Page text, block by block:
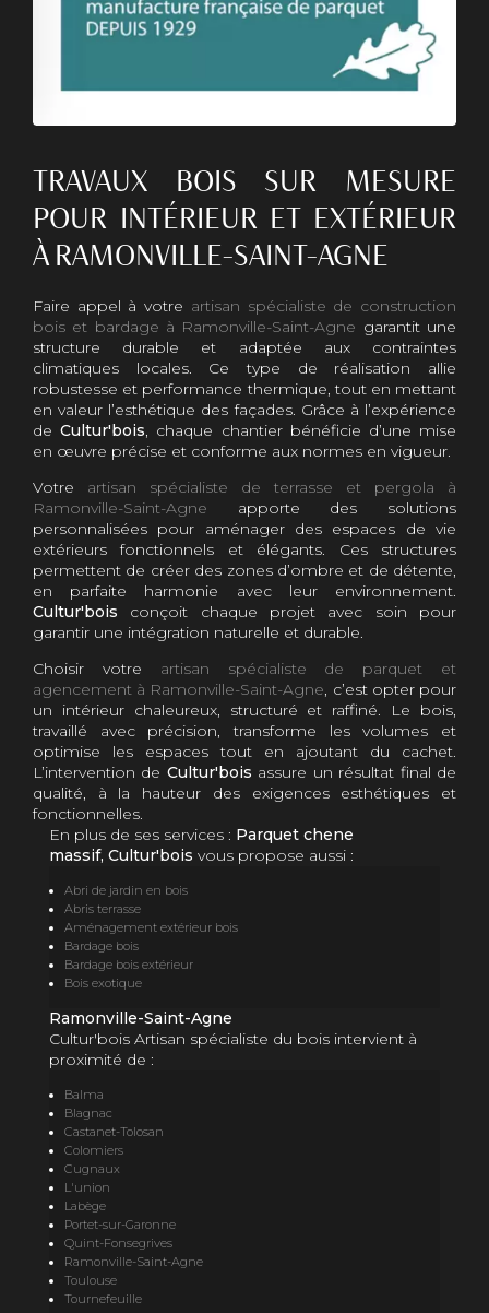
TRAVAUX BOIS SUR MESURE
POUR INTÉRIEUR ET EXTÉRIEUR
À RAMONVILLE-SAINT-AGNE
Faire appel à votre artisan spécialiste de construction
bois et bardage à Ramonville-Saint-Agne garantit une
structure durable et adaptée aux contraintes
climatiques locales. Ce type de réalisation allie
robustesse et performance thermique, tout en mettant
en valeur l’esthétique des façades. Grâce à l’expérience
deCultur'bois, chaque chantier bénéficie d’une mise
en œuvre précise et conforme aux normes en vigueur.
Votre artisan spécialiste de terrasse et pergola à
Ramonville-Saint-Agne apporte des solutions
personnalisées pour aménager des espaces de vie
extérieurs fonctionnels et élégants. Ces structures
permettent de créer des zones d’ombre et de détente,
en parfaite harmonie avec leur environnement.
Cultur'bois conçoit chaque projet avec soin pour
garantir une intégration naturelle et durable.
Choisir votre artisan spécialiste de parquet et
agencement à Ramonville-Saint-Agne, c’est opter pour
un intérieur chaleureux, structuré et raffiné. Le bois,
travaillé avec précision, transforme les volumes et
optimise les espaces tout en ajoutant du cachet.
L’intervention de Cultur'bois assure un résultat final de
qualité, à la hauteur des exigences esthétiques et
fonctionnelles.
En plus de ses services : Parquet chene
massif, Cultur'bois vous propose aussi :
Abri de jardin en bois
Abris terrasse
Aménagement extérieur bois
Bardage bois
Bardage bois extérieur
Bois exotique
Ramonville-Saint-Agne
Cultur'bois Artisan spécialiste du bois intervient à
proximité de :
Balma
Blagnac
Castanet-Tolosan
Colomiers
Cugnaux
L'union
Labège
Portet-sur-Garonne
Quint-Fonsegrives
Ramonville-Saint-Agne
Toulouse
Tournefeuille